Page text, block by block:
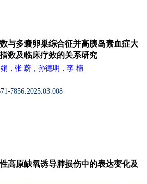
与多囊卵巢综合征并高胰岛素血症大
数及临床疗效的关系研究
，张 蔚，孙德明，李 楠
7856.2025.03.008
高原缺氧诱导肺损伤中的表达变化及